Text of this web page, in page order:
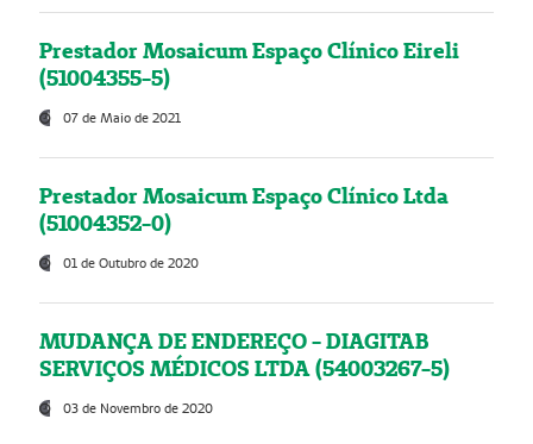
Prestador Mosaicum Espaço Clínico Eireli
(51004355-5)
07 de Maio de 2021
Prestador Mosaicum Espaço Clínico Ltda
(51004352-0)
01 de Outubro de 2020
MUDANÇA DE ENDEREÇO - DIAGITAB
SERVIÇOS MÉDICOS LTDA (54003267-5)
03 de Novembro de 2020